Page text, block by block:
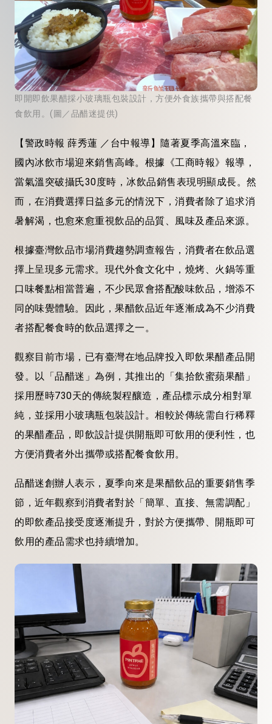
即開即飲果醋採小玻璃瓶包裝設計，方便外食族攜帶與搭配餐
食飲用。(圖／品醋迷提供)
【警政時報 薛秀蓮 ／台中報導】隨著夏季高溫來臨，
國內冰飲市場迎來銷售高峰。根據《工商時報》報導，
當氣溫突破攝氏30度時，冰飲品銷售表現明顯成長。然
而，在消費選擇日益多元的情況下，消費者除了追求消
暑解渴，也愈來愈重視飲品的品質、風味及產品來源。
根據臺灣飲品市場消費趨勢調查報告，消費者在飲品選
擇上呈現多元需求。現代外食文化中，燒烤、火鍋等重
口味餐點相當普遍，不少民眾會搭配酸味飲品，增添不
同的味覺體驗。因此，果醋飲品近年逐漸成為不少消費
者搭配餐食時的飲品選擇之一。
觀察目前市場，已有臺灣在地品牌投入即飲果醋產品開
發。以「品醋迷」為例，其推出的「集拾飲蜜蘋果醋」
採用歷時730天的傳統製程釀造，產品標示成分相對單
純，並採用小玻璃瓶包裝設計。相較於傳統需自行稀釋
的果醋產品，即飲設計提供開瓶即可飲用的便利性，也
方便消費者外出攜帶或搭配餐食飲用。
品醋迷創辦人表示，夏季向來是果醋飲品的重要銷售季
節，近年觀察到消費者對於「簡單、直接、無需調配」
的即飲產品接受度逐漸提升，對於方便攜帶、開瓶即可
飲用的產品需求也持續增加。